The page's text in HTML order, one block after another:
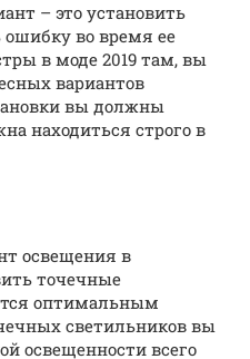
– это установить
во время ее
в моде 2019 там, вы
вариантов
вы должны
находиться строго в
освещения в
точечные
оптимальным
светильников вы
освещенности всего